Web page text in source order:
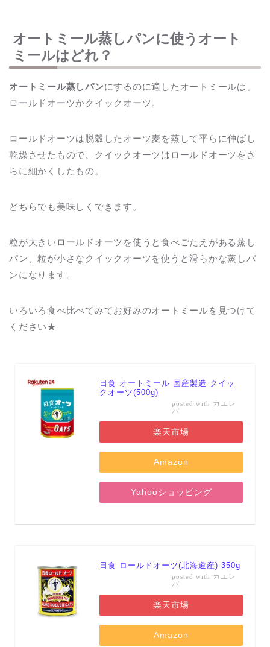
オートミール蒸しパンに使うオート
ミールはどれ？
オートミール蒸しパンにするのに適したオートミールは、
ロールドオーツかクイックオーツ。
ロールドオーツは脱穀したオーツ麦を蒸して平らに伸ばし
乾燥させたもので、クイックオーツはロールドオーツをさ
らに細かくしたもの。
どちらでも美味しくできます。
粒が大きいロールドオーツを使うと食べごたえがある蒸し
パン、粒が小さなクイックオーツを使うと滑らかな蒸しパ
ンになります。
いろいろ食べ比べてみてお好みのオートミールを見つけて
ください★
日食 オートミール 国産製造 クイッ
クオーツ(500g)
posted with カエレ
バ
楽天市場
Amazon
Yahooショッピング
日食 ロールドオーツ(北海道産) 350g
posted with カエレ
バ
楽天市場
Amazon